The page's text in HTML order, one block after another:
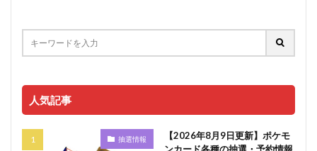
人気記事
抽選情報
【2026年8月9日更新】ポケモ